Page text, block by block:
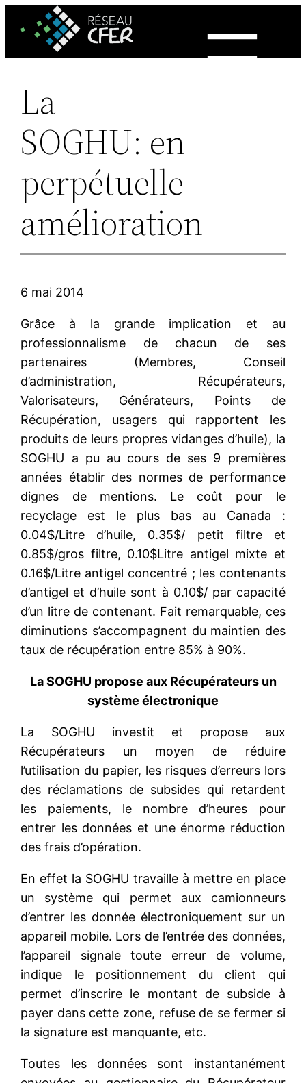
La
SOGHU: en
perpétuelle
amélioration
6 mai 2014
Grâce à la grande implication et au
professionnalisme de chacun de ses
partenaires (Membres, Conseil
d’administration, Récupérateurs,
Valorisateurs, Générateurs, Points de
Récupération, usagers qui rapportent les
produits de leurs propres vidanges d’huile), la
SOGHU a pu au cours de ses 9 premières
années établir des normes de performance
dignes de mentions. Le coût pour le
recyclage est le plus bas au Canada :
0.04$/Litre d’huile, 0.35$/ petit filtre et
0.85$/gros filtre, 0.10$Litre antigel mixte et
0.16$/Litre antigel concentré ; les contenants
d’antigel et d’huile sont à 0.10$/ par capacité
d’un litre de contenant. Fait remarquable, ces
diminutions s’accompagnent du maintien des
taux de récupération entre 85% à 90%.
La SOGHU propose aux Récupérateurs un
système électronique
La SOGHU investit et propose aux
Récupérateurs un moyen de réduire
l’utilisation du papier, les risques d’erreurs lors
des réclamations de subsides qui retardent
les paiements, le nombre d’heures pour
entrer les données et une énorme réduction
des frais d’opération.
En effet la SOGHU travaille à mettre en place
un système qui permet aux camionneurs
d’entrer les donnée électroniquement sur un
appareil mobile. Lors de l’entrée des données,
l’appareil signale toute erreur de volume,
indique le positionnement du client qui
permet d’inscrire le montant de subside à
payer dans cette zone, refuse de se fermer si
la signature est manquante, etc.
Toutes les données sont instantanément